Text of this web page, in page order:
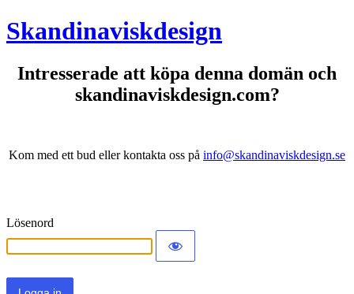
Skandinaviskdesign
Intresserade att köpa denna domän och
skandinaviskdesign.com?
Kom med ett bud eller kontakta oss på info@skandinaviskdesign.se
Lösenord